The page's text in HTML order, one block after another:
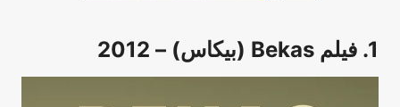
1. فيلم Bekas (بيكاس) – 2012